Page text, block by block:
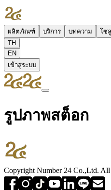
ผลิตภัณฑ์ บริการ บทความ โซ
TH
EN
เข้าสู่ระบบ
รูปภาพสต็อก
Copyright Number 24 Co.,Ltd.